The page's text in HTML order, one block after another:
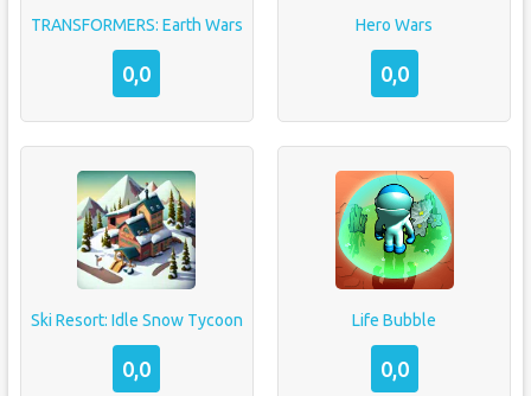
TRANSFORMERS: Earth Wars
0,0
Hero Wars
0,0
Ski Resort: Idle Snow Tycoon
0,0
Life Bubble
0,0